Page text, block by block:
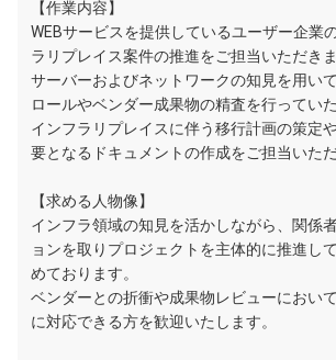
【作業内容】
WEBサービスを提供しているユーザー企業
ラリプレイス案件の推進をご担当いただきま
サーバーおよびネットワークの知見を用い
ロールやベンダー成果物の精査を行っていた
インフラリプレイスに伴う移行計画の策定
要となるドキュメントの作成をご担当いただ
【求める人物像】
インフラ領域の知見を活かしながら、関係
ョンを取りプロジェクトを主体的に推進し
めております。
ベンダーとの折衝や成果物レビューにおい
に対応できる方を歓迎いたします。